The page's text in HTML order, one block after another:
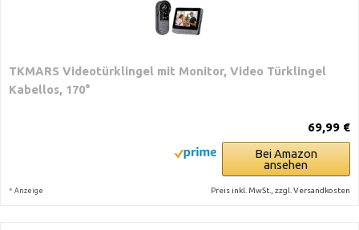
TKMARS Videotürklingel mit Monitor, Video Türklingel
Kabellos, 170°
69,99 €
Bei Amazon
ansehen
* Anzeige Preis inkl. MwSt., zzgl. Versandkosten